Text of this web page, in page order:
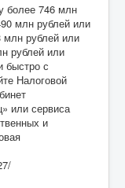
более 746 млн
млн рублей или
млн рублей или
рублей или
быстро с
Налоговой
или сервиса
и